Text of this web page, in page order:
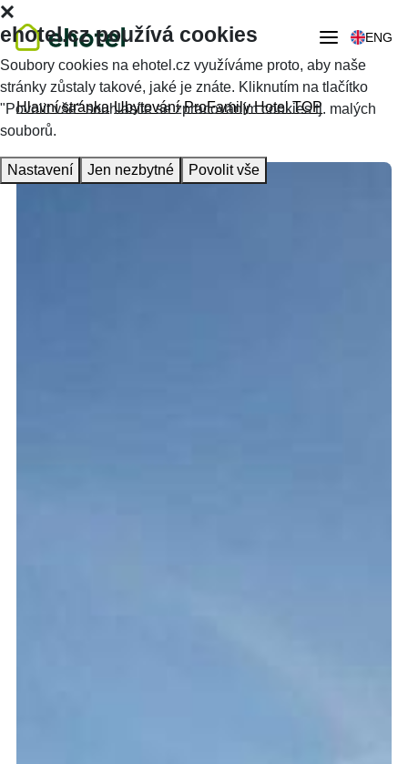
ENG
Hlavní stránka Ubytování ProFamily Hotel TOP
ehotel.cz používá cookies
Soubory cookies na ehotel.cz využíváme proto, aby naše
stránky zůstaly takové, jaké je znáte. Kliknutím na tlačítko
"Povolit vše" souhlasíte se zpracováním cookies tj. malých
souborů.
Nastavení Jen nezbytné Povolit vše